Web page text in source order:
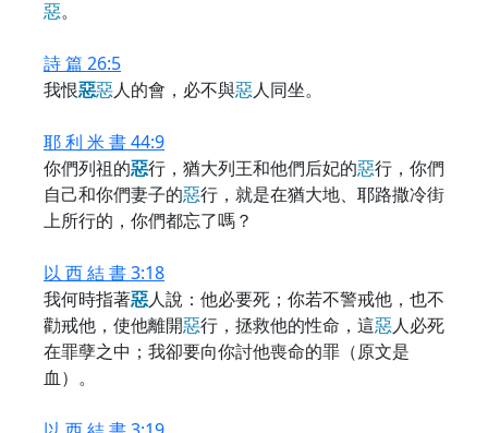
惡。
詩 篇 26:5
我恨惡惡人的會，必不與惡人同坐。
耶 利 米 書 44:9
你們列祖的惡行，猶大列王和他們后妃的惡行，你們
自己和你們妻子的惡行，就是在猶大地、耶路撒冷街
上所行的，你們都忘了嗎？
以 西 結 書 3:18
我何時指著惡人說：他必要死；你若不警戒他，也不
勸戒他，使他離開惡行，拯救他的性命，這惡人必死
在罪孽之中；我卻要向你討他喪命的罪（原文是
血）。